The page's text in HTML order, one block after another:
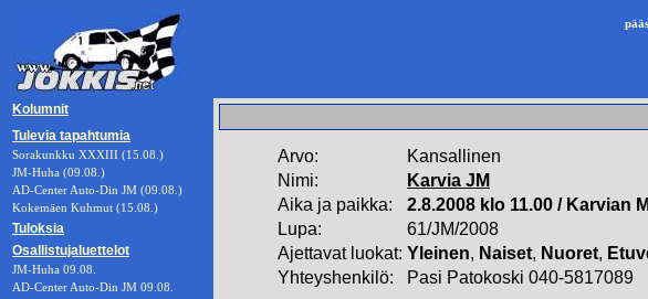
Kolumnit
Tulevia tapahtumia
Sorakunkku XXXIII (15.08.)
JM-Huha (09.08.)
AD-Center Auto-Din JM (09.08.)
Kokemäen Kuhmut (15.08.)
Tuloksia
Osallistujaluettelot
JM-Huha 09.08.
AD-Center Auto-Din JM 09.08.
Arvo:
Kansallinen
Nimi:
Karvia JM
Aika ja paikka:
2.8.2008 klo 11.00 / Karvian
Lupa:
61/JM/2008
Ajettavat luokat: Yleinen, Naiset, Nuoret,
Yhteyshenkilö:
Pasi Patokoski 040-5817089